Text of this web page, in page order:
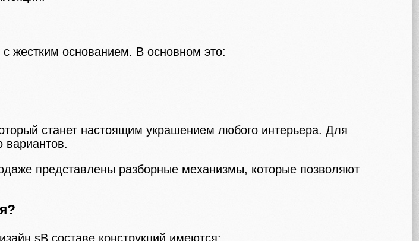
жестким основанием. В основном это:
станет настоящим украшением любого интерьера. Для
вариантов.
представлены разборные механизмы, которые позволяют
составе конструкций имеются: